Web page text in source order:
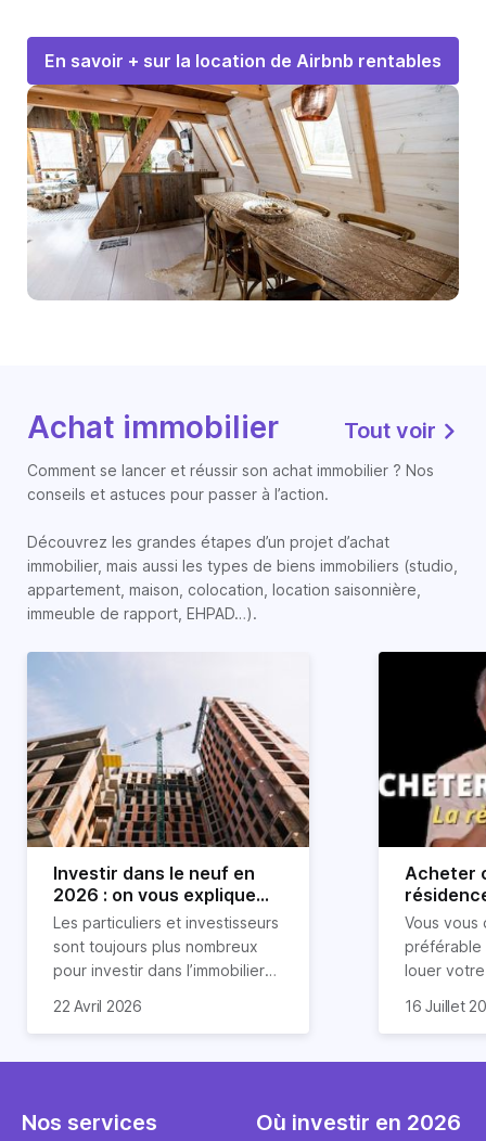
En savoir + sur la location de Airbnb rentables
Achat immobilier Tout voir
Comment se lancer et réussir son achat immobilier ? Nos
conseils et astuces pour passer à l’action.
Découvrez les grandes étapes d’un projet d’achat
immobilier, mais aussi les types de biens immobiliers (studio,
appartement, maison, colocation, location saisonnière,
immeuble de rapport, EHPAD…).
Investir dans le neuf en
2026 : on vous explique
tout !
Les particuliers et investisseurs
sont toujours plus nombreux
pour investir dans l’immobilier
nombreux avantages à choisir
expliquons tout dans cet
22 Avril 2026
Acheter
règle
révélée
Vous vous
préférable
louer
expert en
règle
l'argent
principale
16 Juillet
Nos services
Où investir en 2026